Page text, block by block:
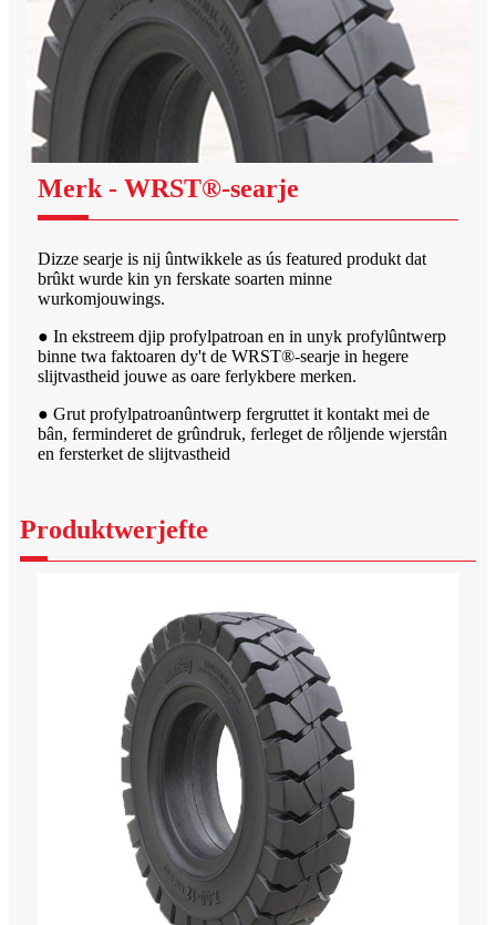
Merk - WRST®-searje
Dizze searje is nij ûntwikkele as ús featured produkt dat
brûkt wurde kin yn ferskate soarten minne
wurkomjouwings.
● In ekstreem djip profylpatroan en in unyk profylûntwerp
binne twa faktoaren dy't de WRST®-searje in hegere
slijtvastheid jouwe as oare ferlykbere merken.
● Grut profylpatroanûntwerp fergruttet it kontakt mei de
bân, ferminderet de grûndruk, ferleget de rôljende wjerstân
en fersterket de slijtvastheid
Produktwerjefte